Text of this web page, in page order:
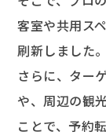
客室や共用ス
刷新しました。
さらに、ター
や、周辺の観
ことで、予約